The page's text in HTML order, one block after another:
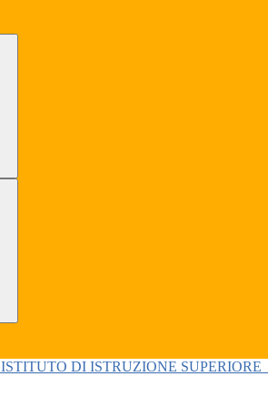
ISTITUTO DI ISTRUZIONE SUPERIORE